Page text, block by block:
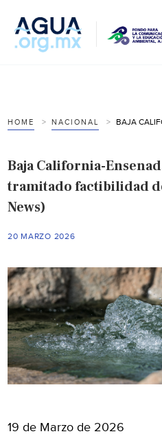
HOME NACIONAL
Baja California-
tramitado factibilidad
News)
20 MARZO 2026
19 de Marzo de 2026